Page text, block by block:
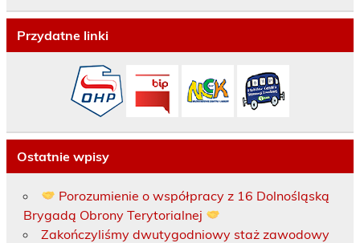
Przydatne linki
Ostatnie wpisy
Porozumienie o współpracy z 16 Dolnośląską
Brygadą Obrony Terytorialnej
Zakończyliśmy dwutygodniowy staż zawodowy